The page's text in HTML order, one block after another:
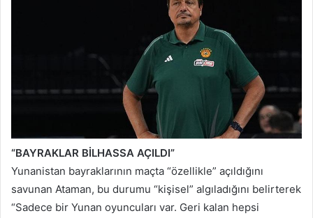
“BAYRAKLAR BİLHASSA AÇILDI”
Yunanistan bayraklarının maçta “özellikle” açıldığını
savunan Ataman, bu durumu “kişisel” algıladığını belirterek
“Sadece bir Yunan oyuncuları var. Geri kalan hepsi